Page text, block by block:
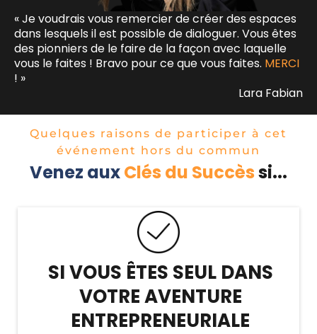
Qu’est-ce que le succès ? Pourquoi
en avoir ?
Briser le tabou sur l’argent
Apprendre à saisir les opportunités
qui s’offrent à vous
Quel est votre bilan aujourd’hui ?
Qu’est-ce que le succès ? Pourquoi
en avoir ?
Découvrir votre famille d’âme pour
apprendre à mieux vous connaître
Apprendre à passer à l’action
« Je voudrais vous remercier de créer des espaces
dans lesquels il est possible de dialoguer. Vous êtes
des pionniers de le faire de la façon avec laquelle
vous le faites ! Bravo pour ce que vous faites. MERCI
! »
Lara Fabian
Quelques raisons de participer à cet
événement hors du commun
Venez auxClés du Succèssi...
SI VOUS ÊTES SEUL DANS
VOTRE AVENTURE
ENTREPRENEURIALE